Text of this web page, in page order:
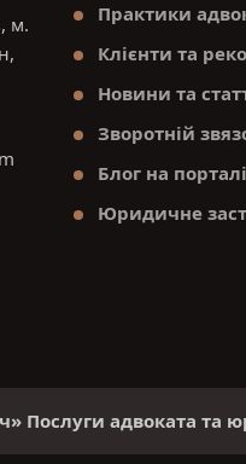
м.
Практики
Клієнти та
Новини та
Зворотній
Блог на
Юридичне
Послуги адвоката та